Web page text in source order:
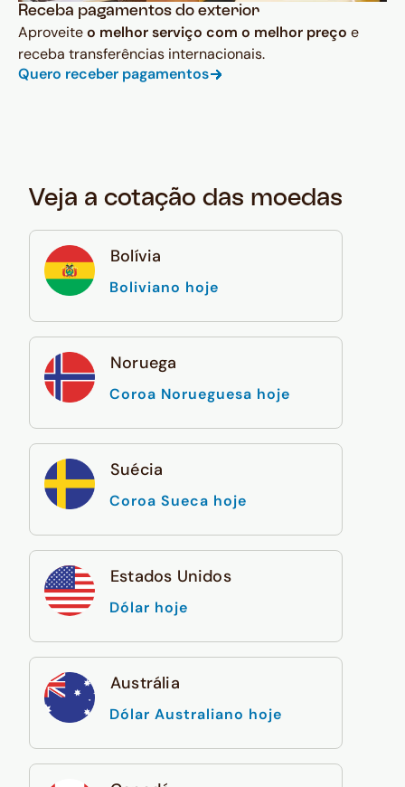
Receba pagamentos do exterior
Aproveiteo melhor serviço com o melhor preço e
receba transferências internacionais.
Quero receber pagamentos
Veja a cotação das moedas
Bolívia
Boliviano hoje
Noruega
Coroa Norueguesa hoje
Suécia
Coroa Sueca hoje
Estados Unidos
Dólar hoje
Austrália
Dólar Australiano hoje